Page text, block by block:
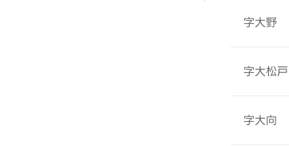
字大野
字大松戸
字大向